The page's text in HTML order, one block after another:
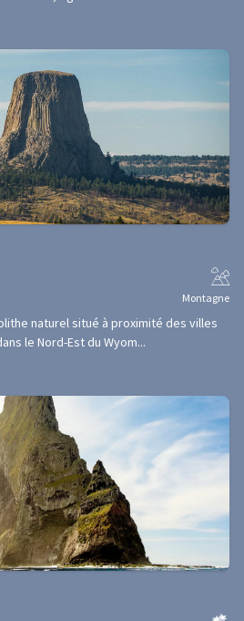
Montagne
naturel situé à proximité des villes
le Nord-Est du Wyom...